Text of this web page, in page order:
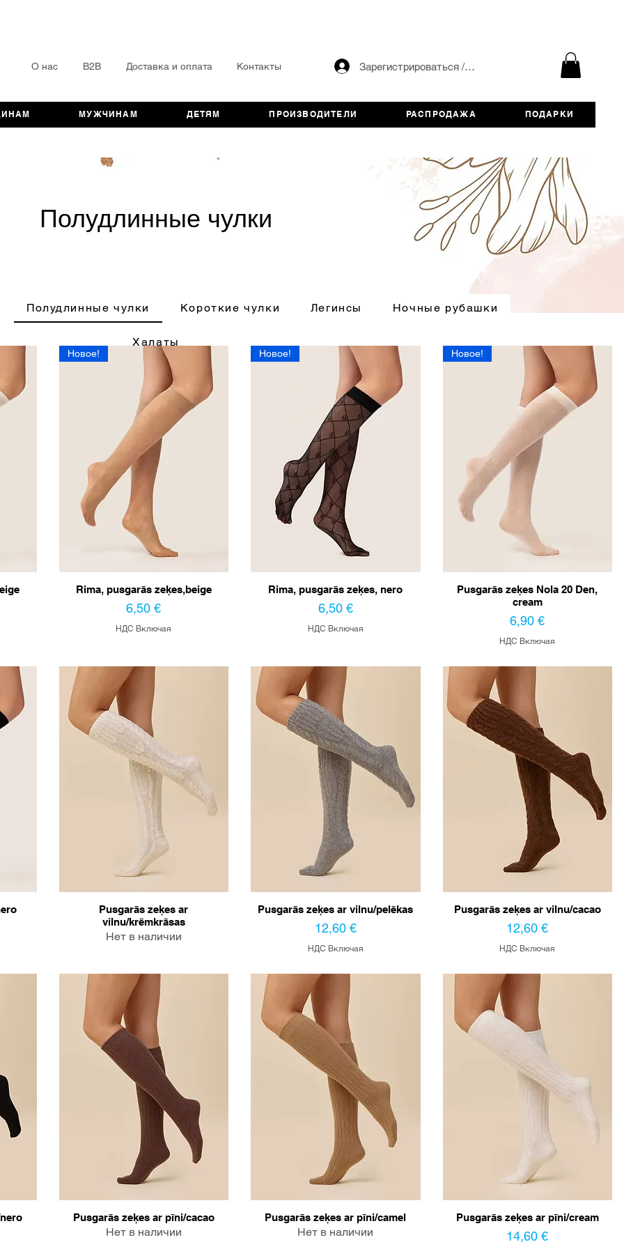
О нас B2B Доставка и оплата Контакты Зарегистрироваться / авторизоваться
МУЖЧИНАМ ДЕТЯМ ПРОИЗВОДИТЕЛИ РАСПРОДАЖА ПОДАРКИ
Полудлинные чулки
Полудлинные чулки Короткие чулки Легинсы Ночные рубашки
Халаты
Новое!
Rima, pusgarās zeķes,beige
Цена
6,50 €
НДС Включая
Новое!
Rima, pusgarās zeķes, nero
Цена
6,50 €
НДС Включая
Новое!
Pusgarās zeķes Nola 20 Den,
cream
Цена
6,90 €
НДС Включая
Pusgarās zeķes ar
vilnu/krēmkrāsas
Нет в наличии
Pusgarās zeķes ar vilnu/pelēkas
Цена
12,60 €
НДС Включая
Pusgarās zeķes ar vilnu/cacao
Цена
12,60 €
НДС Включая
Pusgarās zeķes ar pīni/cacao
Нет в наличии
Pusgarās zeķes ar pīni/camel
Нет в наличии
Pusgarās zeķes ar pīni/cream
Цена
14,60 €